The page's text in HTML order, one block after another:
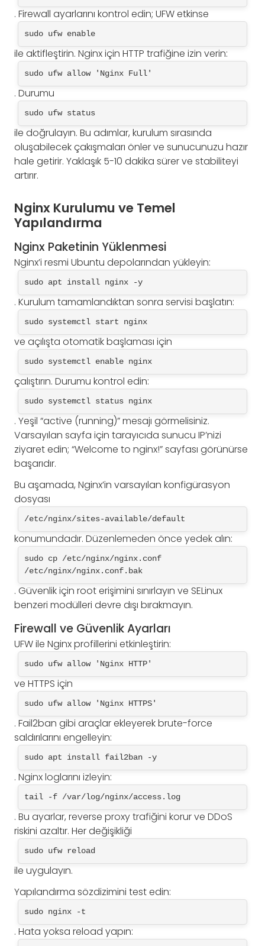
. Firewall ayarlarını kontrol edin; UFW etkinse
sudo ufw enable
ile aktifleştirin. Nginx için HTTP trafiğine izin verin:
sudo ufw allow 'Nginx Full'
. Durumu
sudo ufw status
ile doğrulayın. Bu adımlar, kurulum sırasında
oluşabilecek çakışmaları önler ve sunucunuzu hazır
hale getirir. Yaklaşık 5-10 dakika sürer ve stabiliteyi
artırır.
Nginx Kurulumu ve Temel
Yapılandırma
Nginx Paketinin Yüklenmesi
Nginx’i resmi Ubuntu depolarından yükleyin:
sudo apt install nginx -y
. Kurulum tamamlandıktan sonra servisi başlatın:
sudo systemctl start nginx
ve açılışta otomatik başlaması için
sudo systemctl enable nginx
çalıştırın. Durumu kontrol edin:
sudo systemctl status nginx
. Yeşil “active (running)” mesajı görmelisiniz.
Varsayılan sayfa için tarayıcıda sunucu IP’nizi
ziyaret edin; “Welcome to nginx!” sayfası görünürse
başarıdır.
Bu aşamada, Nginx’in varsayılan konfigürasyon
dosyası
/etc/nginx/sites-available/default
konumundadır. Düzenlemeden önce yedek alın:
sudo cp /etc/nginx/nginx.conf
/etc/nginx/nginx.conf.bak
. Güvenlik için root erişimini sınırlayın ve SELinux
benzeri modülleri devre dışı bırakmayın.
Firewall ve Güvenlik Ayarları
UFW ile Nginx profillerini etkinleştirin:
sudo ufw allow 'Nginx HTTP'
ve HTTPS için
sudo ufw allow 'Nginx HTTPS'
. Fail2ban gibi araçlar ekleyerek brute-force
saldırılarını engelleyin:
sudo apt install fail2ban -y
. Nginx loglarını izleyin:
tail -f /var/log/nginx/access.log
. Bu ayarlar, reverse proxy trafiğini korur ve DDoS
riskini azaltır. Her değişikliği
sudo ufw reload
ile uygulayın.
Yapılandırma sözdizimini test edin:
sudo nginx -t
. Hata yoksa reload yapın: